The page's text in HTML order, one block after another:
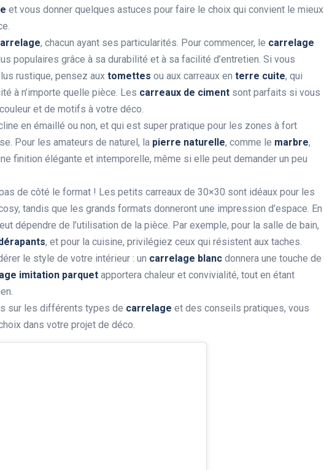
et vous donner quelques astuces pour faire le choix qui convient le mieux
, chacun ayant ses particularités. Pour commencer, le carrelage
populaires grâce à sa durabilité et à sa facilité d’entretien. Si vous
rustique, pensez aux tomettes ou aux carreaux en terre cuite, qui
à n’importe quelle pièce. Les carreaux de ciment sont parfaits si vous
et de motifs à votre déco.
en émaillé ou non, et qui est super pratique pour les zones à fort
Pour les amateurs de naturel, la pierre naturelle, comme le marbre,
finition élégante et intemporelle, même si elle peut demander un peu
de côté le format ! Les petits carreaux de 30×30 sont idéaux pour les
tandis que les grands formats donneront une impression d’espace. En
dépendre de l’utilisation de la pièce. Par exemple, pour la salle de bain,
, et pour la cuisine, privilégiez ceux qui résistent aux taches.
le style de votre intérieur : un carrelage blanc donnera une touche de
imitation parquet apportera chaleur et convivialité, tout en étant
sur les différents types de carrelage et des conseils pratiques, vous
dans votre projet de déco.
28 décembre 2024